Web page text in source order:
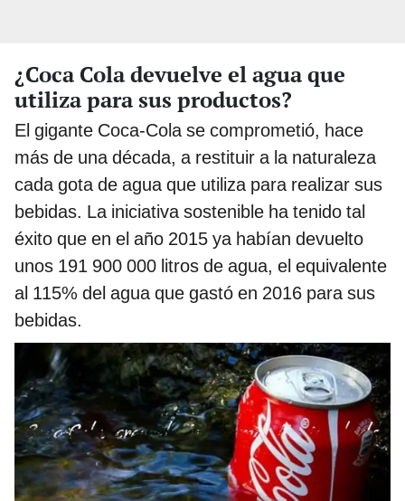
¿Coca Cola devuelve el agua que
utiliza para sus productos?
El gigante Coca-Cola se comprometió, hace
más de una década, a restituir a la naturaleza
cada gota de agua que utiliza para realizar sus
bebidas. La iniciativa sostenible ha tenido tal
éxito que en el año 2015 ya habían devuelto
unos 191 900 000 litros de agua, el equivalente
al 115% del agua que gastó en 2016 para sus
bebidas.